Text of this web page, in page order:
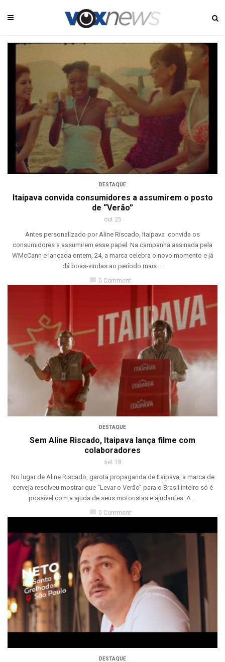
DESTAQUE
Itaipava convida consumidores a assumirem o posto
de “Verão”
out 25
Antes personalizado por Aline Riscado, Itaipava convida os
consumidores a assumirem esse papel. Na campanha assinada pela
WMcCann e lançada ontem, 24, a marca celebra o novo momento e já
dá boas-vindas ao período mais ...
chat_bubble 0 Comment
DESTAQUE
Sem Aline Riscado, Itaipava lança filme com
colaboradores
set 18
No lugar de Aline Riscado, garota propaganda de Itaipava, a marca de
cerveja resolveu mostrar que “Levar o Verão” para o Brasil inteiro só é
possível com a ajuda de seus motoristas e ajudantes. A ...
0 Comment
DESTAQUE